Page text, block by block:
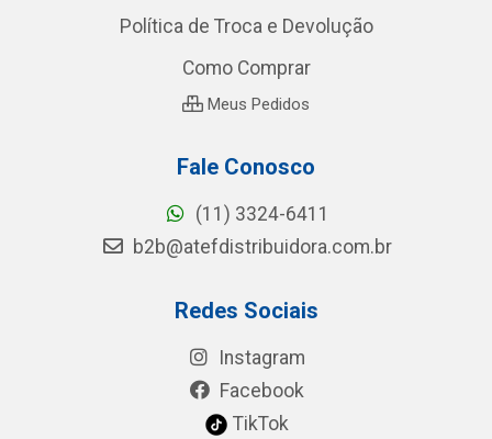
Política de Troca e Devolução
Como Comprar
Meus Pedidos
Fale Conosco
(11) 3324-6411
b2b@atefdistribuidora.com.br
Redes Sociais
Instagram
Facebook
TikTok